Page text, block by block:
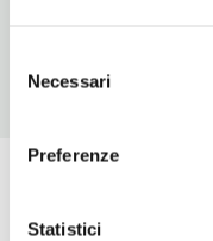
delNecessari
Preferenze
Statistici